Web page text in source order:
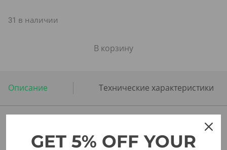
31 в наличии
В корзину
Описание Технические характеристики
GET 5% OFF YOUR